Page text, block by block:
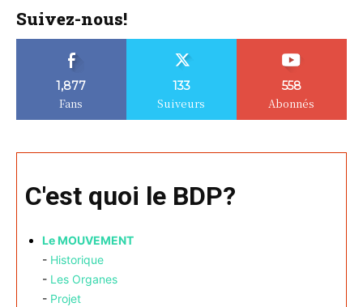
Suivez-nous!
1,877
Fans
133
Suiveurs
558
Abonnés
C'est quoi le BDP?
Le MOUVEMENT
- Historique
- Les Organes
- Projet